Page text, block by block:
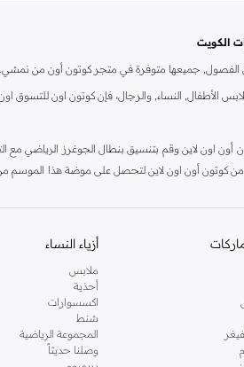
الكويت
الفصول, جميعها متوفرة في متجر كوتون أون من نمشي.
الأطفال, النساء, والرجال، فإن كوتون اون للتسوق
لاين وقم بتنسيق بنطال الجوغرز الرياضي مع
أون اون لاين لتحصل على موضة هذا الموسم من
المستوى العالمي وخدمة الإرجاع خلال 14 يوم تجعل من موقع نمشي للتسوق خيارك
أزياء النساء
ملابس
أحذية
اكسسوارات
شنط
المجموعة الرياضية
وصلنا حديثاً